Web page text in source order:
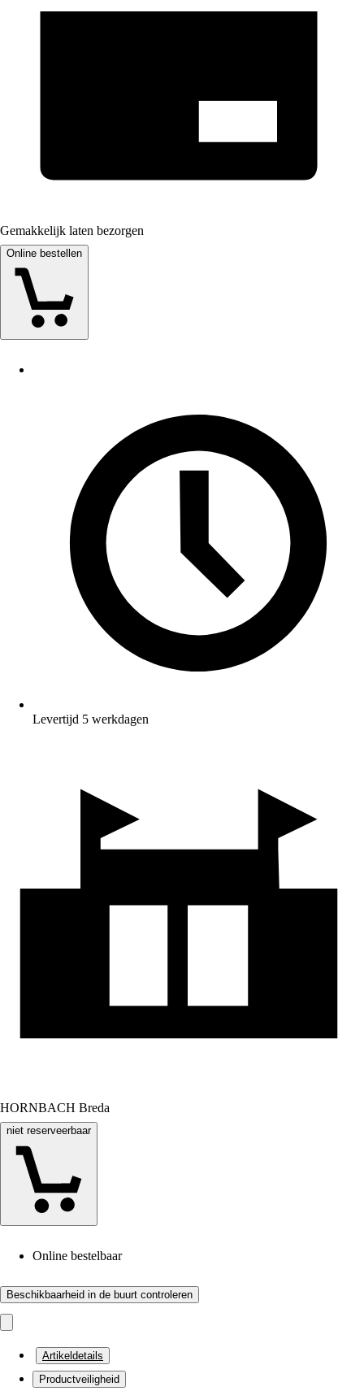
Gemakkelijk laten bezorgen
Online bestellen
Levertijd 5 werkdagen
HORNBACH Breda
niet reserveerbaar
Online bestelbaar
Beschikbaarheid in de buurt controleren
Artikeldetails
Productveiligheid